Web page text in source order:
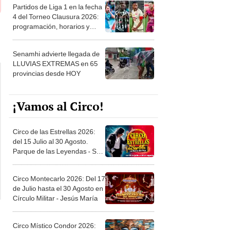
Partidos de Liga 1 en la fecha
4 del Torneo Clausura 2026:
programación, horarios y
Senamhi advierte llegada de
LLUVIAS EXTREMAS en 65
provincias desde HOY
¡Vamos al Circo!
Circo de las Estrellas 2026:
del 15 Julio al 30 Agosto.
Parque de las Leyendas - San
Circo Montecarlo 2026: Del 17
de Julio hasta el 30 Agosto en
Círculo Militar - Jesús María
Circo Místico Condor 2026: